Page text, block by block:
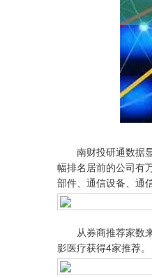
南财投研通数据显
幅排名居前的公司有
部件、通信设备、通
从券商推荐家数来
影医疗获得4家推荐。
上证